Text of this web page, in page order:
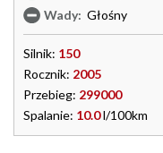
Wady: Głośny
Silnik: 150
Rocznik: 2005
Przebieg: 299000
Spalanie: 10.0l/100km